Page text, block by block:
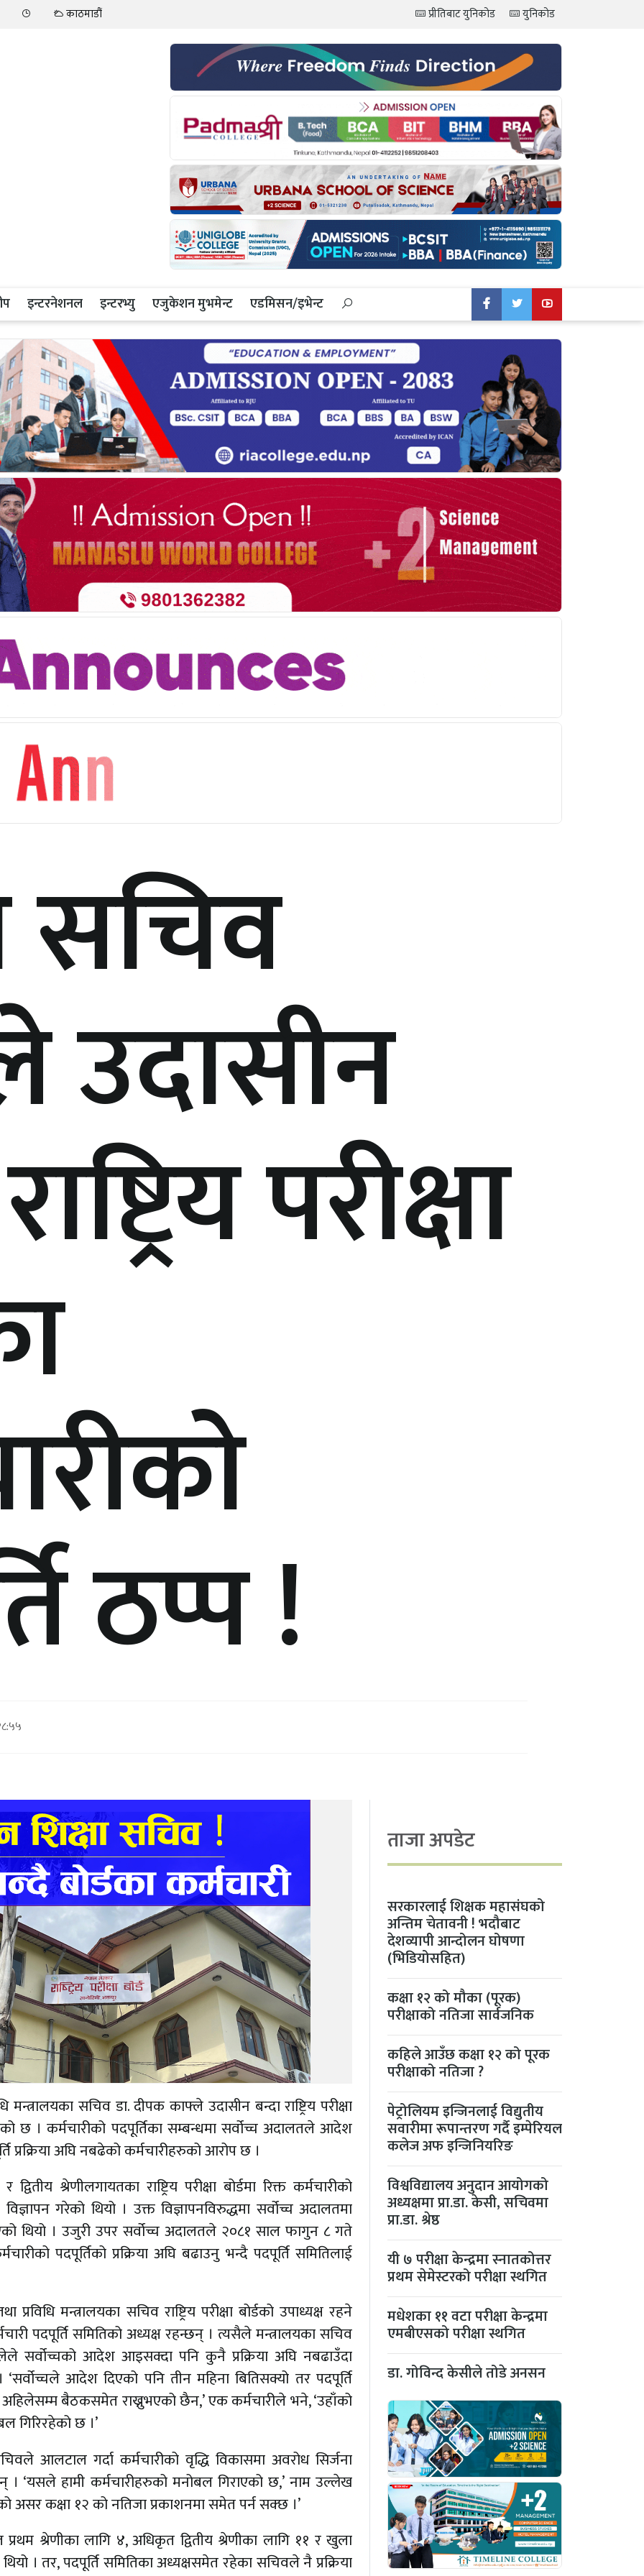
काठमाडौं प्रीतिबाट युनिकोड युनिकोड
इन्टरनेशनल इन्टरभ्यु एजुकेशन मुभमेन्ट एडमिसन/इभेन्ट
सचिव
उदासीन
परीक्षा
ठप्प !
मन्त्रालयका सचिव डा. दीपक काफ्ले उदासीन बन्दा राष्ट्रिय परीक्षा
छ । कर्मचारीको पदपूर्तिका सम्बन्धमा सर्वोच्च अदालतले आदेश
प्रक्रिया अघि नबढेको कर्मचारीहरुको आरोप छ ।
श्रेणीलगायतका राष्ट्रिय परीक्षा बोर्डमा रिक्त कर्मचारीको
गरेको थियो । उक्त विज्ञापनविरुद्धमा सर्वोच्च अदालतमा
थियो । उजुरी उपर सर्वोच्च अदालतले २०८१ साल फागुन ८ गते
पदपूर्तिको प्रक्रिया अघि बढाउनु भन्दै पदपूर्ति समितिलाई
प्रविधि मन्त्रालयका सचिव राष्ट्रिय परीक्षा बोर्डको उपाध्यक्ष रहने
पदपूर्ति समितिको अध्यक्ष रहन्छन् । त्यसैले मन्त्रालयका सचिव
सर्वोच्चको आदेश आइसक्दा पनि कुनै प्रक्रिया अघि नबढाउँदा
आदेश दिएको पनि तीन महिना बितिसक्यो तर पदपूर्ति
बैठकसमेत राख्नुभएको छैन,’ एक कर्मचारीले भने, ‘उहाँको
गिरिरहेको छ ।’
आलटाल गर्दा कर्मचारीको वृद्धि विकासमा अवरोध सिर्जना
। ‘यसले हामी कर्मचारीहरुको मनोबल गिराएको छ,’ नाम उल्लेख
असर कक्षा १२ को नतिजा प्रकाशनमा समेत पर्न सक्छ ।’
श्रेणीका लागि ४, अधिकृत द्वितीय श्रेणीका लागि ११ र खुला
। तर, पदपूर्ति समितिका अध्यक्षसमेत रहेका सचिवले नै प्रक्रिया
ताजा अपडेट
सरकारलाई शिक्षक महासंघको
अन्तिम चेतावनी ! भदौबाट
देशव्यापी आन्दोलन घोषणा
(भिडियोसहित)
कक्षा १२ को मौका (पूरक)
परीक्षाको नतिजा सार्वजनिक
कहिले आउँछ कक्षा १२ को पूरक
परीक्षाको नतिजा ?
पेट्रोलियम इन्जिनलाई विद्युतीय
सवारीमा रूपान्तरण गर्दै इम्पेरियल
कलेज अफ इन्जिनियरिङ
विश्वविद्यालय अनुदान आयोगको
अध्यक्षमा प्रा.डा. केसी, सचिवमा
प्रा.डा. श्रेष्ठ
यी ७ परीक्षा केन्द्रमा स्नातकोत्तर
प्रथम सेमेस्टरको परीक्षा स्थगित
मधेशका ११ वटा परीक्षा केन्द्रमा
एमबीएसको परीक्षा स्थगित
डा. गोविन्द केसीले तोडे अनसन